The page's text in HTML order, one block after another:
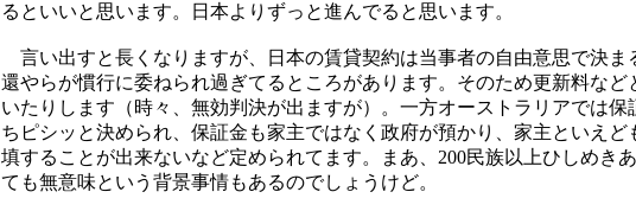
るといいと思います。日本よりずっと進んでると思います。
言い出すと長くなりますが、日本の賃貸契約は当事者の自由意思で決ま
還やらが慣行に委ねられ過ぎてるところがあります。そのため更新料な
いたりします（時々、無効判決が出ますが）。一方オーストラリアでは
ちピシッと決められ、保証金も家主ではなく政府が預かり、家主といえ
填することが出来ないなど定められてます。まあ、200民族以上ひしめき
ても無意味という背景事情もあるのでしょうけど。